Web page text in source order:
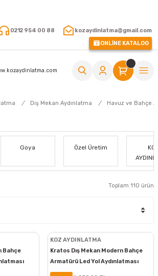
0212 954 00 88
kozaydinlatma@gmail.com
ONLİNE KATALOG
Dış Mekan Aydınlatma Havuz ve Bahçe
Goya Özel Üretim
Toplam 110 ürün
Bahçe
KOZ AYDINLATMA
Kratos Dış Mekan Modern Bahçe
Armatürü Led Yol Aydınlatması
Bollard Aydınlatma 80CM